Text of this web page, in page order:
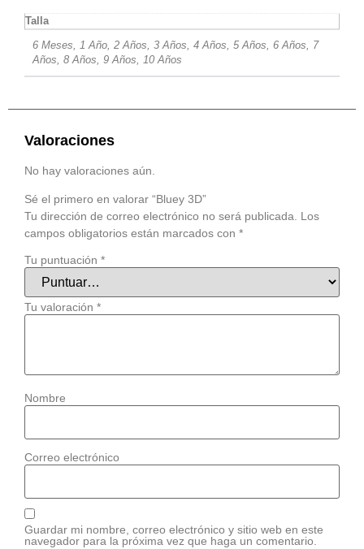
Talla
6 Meses, 1 Año, 2 Años, 3 Años, 4 Años, 5 Años, 6 Años, 7
Años, 8 Años, 9 Años, 10 Años
Valoraciones
No hay valoraciones aún.
Sé el primero en valorar “Bluey 3D”
Tu dirección de correo electrónico no será publicada. Los
campos obligatorios están marcados con *
Tu puntuación *
Tu valoración *
Nombre
Correo electrónico
Guardar mi nombre, correo electrónico y sitio web en este
navegador para la próxima vez que haga un comentario.